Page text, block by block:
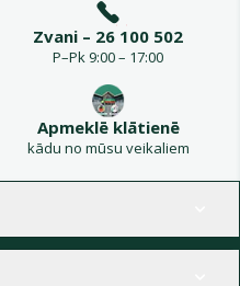
Zvani – 26 100 502
P–Pk 9:00 – 17:00
Apmeklē klātienē
kādu no mūsu veikaliem